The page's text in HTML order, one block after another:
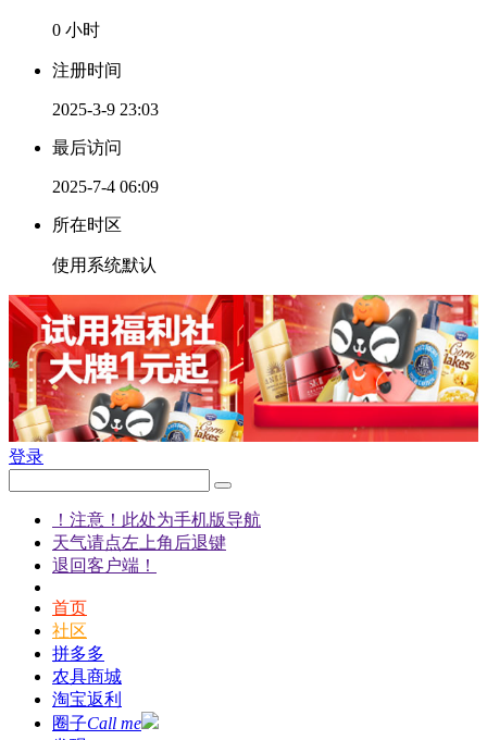
0 小时
注册时间
2025-3-9 23:03
最后访问
2025-7-4 06:09
所在时区
使用系统默认
登录
！注意！此处为手机版导航
天气请点左上角后退键
退回客户端！
首页
社区
拼多多
农具商城
淘宝返利
圈子Call me